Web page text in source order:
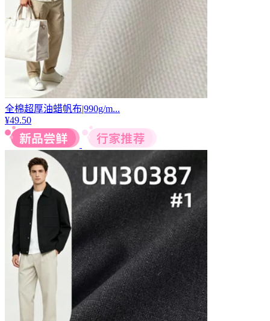
全棉超厚油蜡帆布|990g/m...
¥49.50